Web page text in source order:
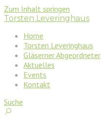
Zum Inhalt springen
Torsten Leveringhaus
Home
Torsten Leveringhaus
Gläserner Abgeordneter
Aktuelles
Events
Kontakt
Suche